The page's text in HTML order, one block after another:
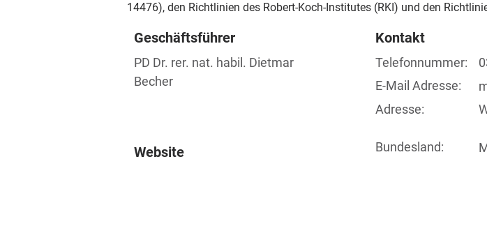
14476), den Richtlinien des Robert-Koch-Institutes (RKI) und den
Geschäftsführer
PD Dr. rer. nat. habil. Dietmar
Becher
Website
Kontakt
Telefonnummer:
E-Mail Adresse:
Adresse:
Bundesland: